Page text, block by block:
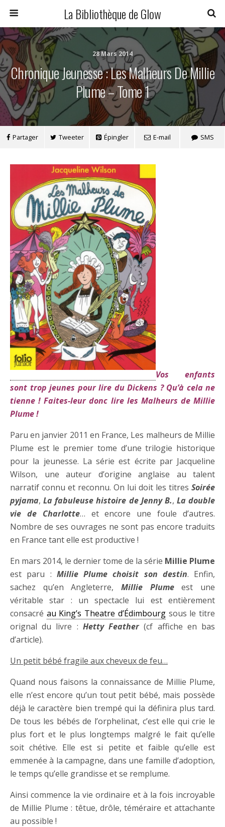
La Bibliothèque de Glow
28 Mars 2014
Chronique Jeunesse : Les Malheurs De Millie
Plume – Tome 1
Partager Tweeter Épingler E-mail SMS
Vos enfants
sont trop jeunes pour lire du Dickens ? Qu’à cela ne
tienne ! Faites-leur donc lire les Malheurs de Millie
Plume !
Paru en janvier 2011 en France, Les malheurs de Millie
Plume est le premier tome d’une trilogie historique
pour la jeunesse. La série est écrite par Jacqueline
Wilson, une auteur d’origine anglaise au talent
narratif connu et reconnu. On lui doit les titres Soirée
pyjama,La fabuleuse histoire de Jenny B., La double
vie de Charlotte… et encore une foule d’autres.
Nombre de ses ouvrages ne sont pas encore traduits
en France tant elle est productive !
En mars 2014, le dernier tome de la série Millie Plume
est paru : Millie Plume choisit son destin. Enfin,
sachez qu’en Angleterre, Millie Plume
est une
véritable star : un spectacle lui est entièrement
consacré au King’s Theatre d’Édimbourgsous le titre
orignal du livre : Hetty Feather(cf affiche en bas
d’article).
Un petit bébé fragile aux cheveux de feu…
Quand nous faisons la connaissance de Millie Plume,
elle n’est encore qu’un tout petit bébé, mais possède
déjà le caractère bien trempé qui la définira plus tard.
De tous les bébés de l’orphelinat, c’est elle qui crie le
plus fort et le plus longtemps malgré le fait qu’elle
soit chétive. Elle est si petite et faible qu’elle est
emmenée à la campagne, dans une famille d’adoption,
le temps qu’elle grandisse et se remplume.
Ainsi commence la vie ordinaire et à la fois incroyable
de Millie Plume : têtue, drôle, téméraire et attachante
au possible !